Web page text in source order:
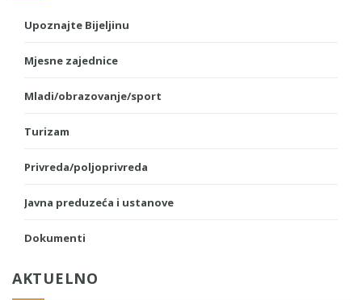
Upoznajte Bijeljinu
Mjesne zajednice
Mladi/obrazovanje/sport
Turizam
Privreda/poljoprivreda
Javna preduzeća i ustanove
Dokumenti
AKTUELNO